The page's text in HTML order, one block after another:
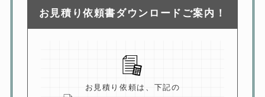
お見積り依頼書ダウンロードご案内！
お見積り依頼は、下記の